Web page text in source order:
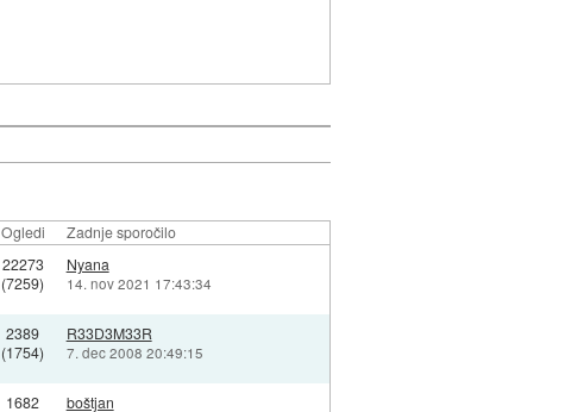
Ogledi Zadnje sporočilo
22273
(7259)
Nyana
14. nov 2021 17:43:34
2389
(1754)
R33D3M33R
7. dec 2008 20:49:15
1682
boštjan